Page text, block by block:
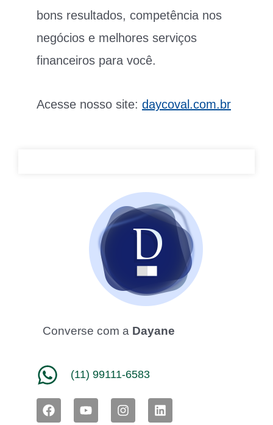
bons resultados, competência nos
negócios e melhores serviços
financeiros para você.
Acesse nosso site: daycoval.com.br
Converse com a Dayane
(11) 99111-6583
F
a
Y
o
I
n
L
i